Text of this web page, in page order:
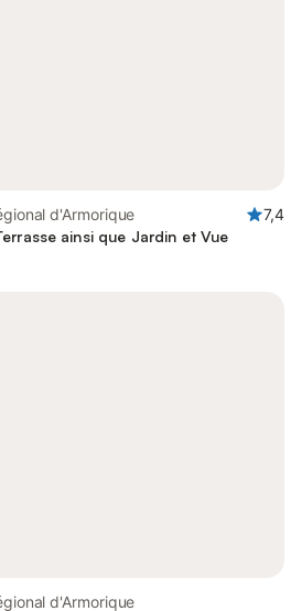
d'Armorique
7,4
ainsi que Jardin et Vue
d'Armorique